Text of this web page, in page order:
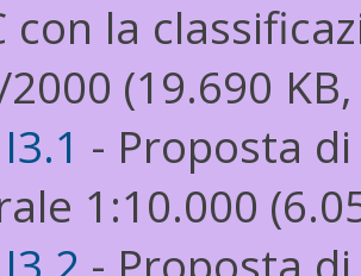
con la
(19.690
- Proposta
1:10.000